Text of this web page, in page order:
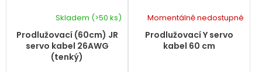
Prodlužovací (60cm) JR
servo kabel 26AWG
(tenký)
Skladem (>50 ks)
Prodlužovací Y servo
kabel 60 cm
Momentálně nedostupné